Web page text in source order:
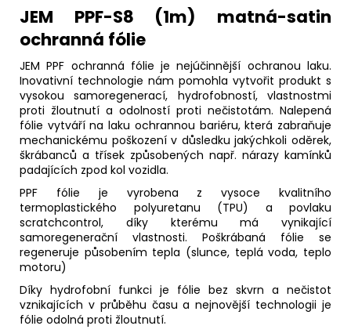
JEM PPF-S8 (1m) matná-satin
ochranná fólie
JEM PPF ochranná fólie je nejúčinnější ochranou laku.
Inovativní technologie nám pomohla vytvořit produkt s
vysokou samoregenerací, hydrofobností, vlastnostmi
proti žloutnutí a odolností proti nečistotám. Nalepená
fólie vytváří na laku ochrannou bariéru, která zabraňuje
mechanickému poškození v důsledku jakýchkoli oděrek,
škrábanců a třísek způsobených např. nárazy kamínků
padajících zpod kol vozidla.
PPF fólie je vyrobena z vysoce kvalitního
termoplastického polyuretanu (TPU) a povlaku
scratchcontrol, díky kterému má vynikající
samoregenerační vlastnosti. Poškrábaná fólie se
regeneruje působením tepla (slunce, teplá voda, teplo
motoru)
Díky hydrofobní funkci je fólie bez skvrn a nečistot
vznikajících v průběhu času a nejnovější technologii je
fólie odolná proti žloutnutí.